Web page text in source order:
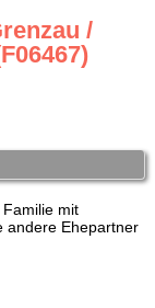
/
mit
andere Ehepartner